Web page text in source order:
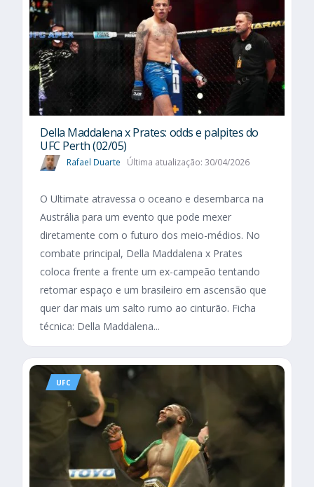
Della Maddalena x Prates: odds e palpites do
UFC Perth (02/05)
Rafael Duarte Última atualização: 30/04/2026
O Ultimate atravessa o oceano e desembarca na
Austrália para um evento que pode mexer
diretamente com o futuro dos meio-médios. No
combate principal, Della Maddalena x Prates
coloca frente a frente um ex-campeão tentando
retomar espaço e um brasileiro em ascensão que
quer dar mais um salto rumo ao cinturão. Ficha
técnica: Della Maddalena...
UFC